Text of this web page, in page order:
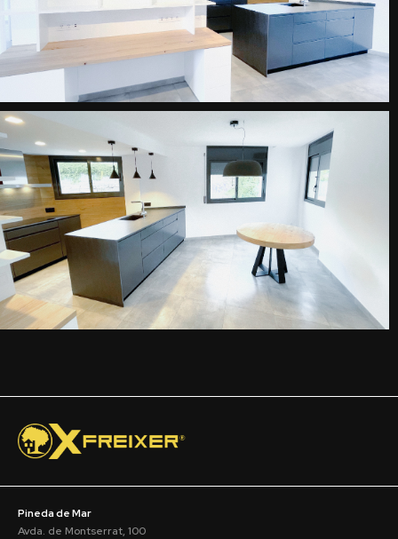
Pineda de Mar
Avda. de Montserrat, 100